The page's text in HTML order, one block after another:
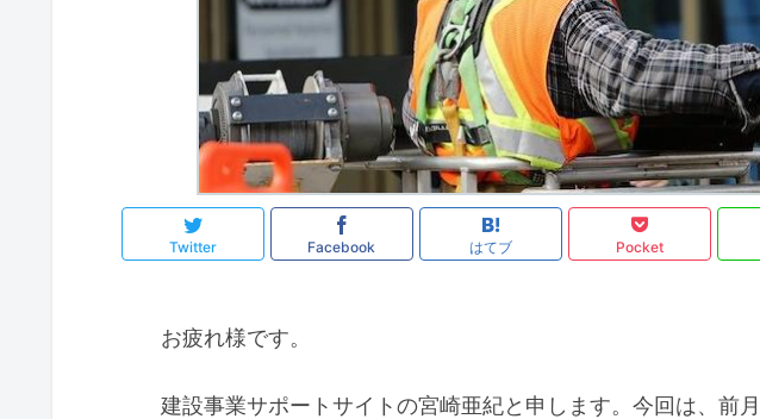
Twitter Facebook はてブ Pocket
お疲れ様です。
建設事業サポートサイトの宮崎亜紀と申します。今回は、前